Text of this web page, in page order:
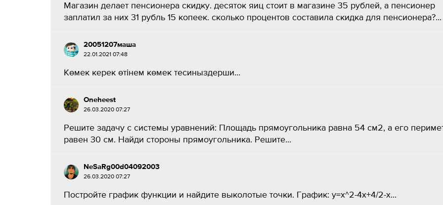
Магазин делает пенсионера скидку. десяток яиц стоит в магазине 35 рублей, а пенсионер
заплатил за них 31 рубль 15 копеек. сколько процентов составила скидка для пенсионера?...
20051207маша
22.01.2021 07:48
Көмек керек өтінем көмек тесиныздерши​...
Oneheest
26.03.2020 07:27
Решите задачу с системы уравнений: Площадь прямоугольника равна 54 см2, а его
равен 30 см. Найди стороны прямоугольника. Решите...
NeSaRg00d04092003
26.03.2020 07:27
Постройте график функции и найдите выколотые точки. График: y=x^2-4x+4/2-x​...